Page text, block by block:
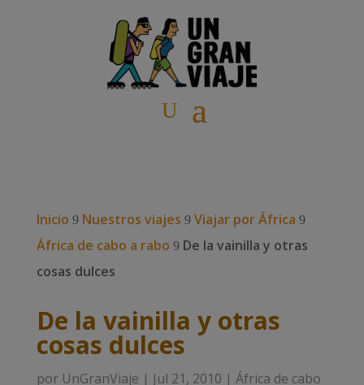
Inicio 9 Nuestros viajes 9 Viajar por África 9
África de cabo a rabo 9 De la vainilla y otras
cosas dulces
De la vainilla y otras
cosas dulces
por UnGranViaje | Jul 21, 2010 | África de cabo